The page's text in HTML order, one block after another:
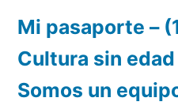
Mi pasaporte –
Cultura sin
Somos un